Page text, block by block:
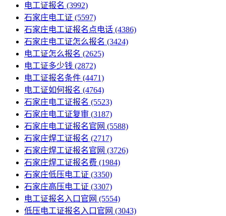
电工证报名 (3992)
石家庄电工证 (5597)
石家庄电工证报名点电话 (4386)
石家庄电工证怎么报名 (3424)
电工证怎么报名 (2625)
电工证多少钱 (2872)
电工证报名条件 (4471)
电工证如何报名 (4764)
石家庄电工证报名 (5523)
石家庄电工证复审 (3187)
石家庄电工证报名官网 (5588)
石家庄焊工证报名 (2717)
石家庄焊工证报名官网 (3726)
石家庄焊工证报名费 (1984)
石家庄低压电工证 (3350)
石家庄高压电工证 (3307)
电工证报名入口官网 (5554)
低压电工证报名入口官网 (3043)